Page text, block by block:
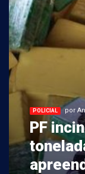
POLICIAL por
PF